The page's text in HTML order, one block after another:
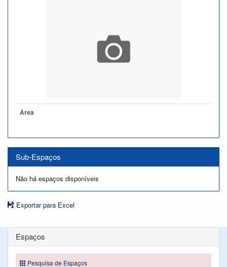
Àrea
Sub-Espaços
Não há espaços disponíveis
Exportar para Excel
Espaços
Pesquisa de Espaços